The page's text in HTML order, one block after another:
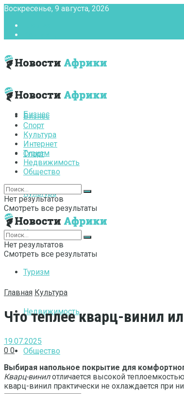
Воскресенье, 9 августа, 2026
Бизнес
Спорт
Культура
Интернет
Туризм
Недвижимость
Общество
Бизнес
Спорт
Культура
Интернет
Туризм
Недвижимость
Общество
Нет результатов
Смотреть все результаты
Нет результатов
Смотреть все результаты
Главная Культура
Что теплее кварц-винил
19.07.2025
0 0
Выбирая напольное покрытие для
Кварц-винилотличается высокой
кварц-винил практически не охлаждается при